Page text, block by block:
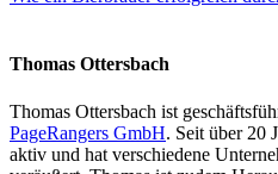
Thomas Ottersbach
Thomas Ottersbach ist
PageRangers GmbH. Seit über 20
aktiv und hat verschiedene